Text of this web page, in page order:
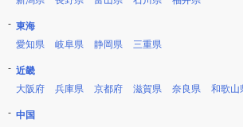
東海
愛知県
岐阜県 静岡県 三重県
近畿
大阪府
兵庫県 京都府 滋賀県 奈良県 和歌山
中国